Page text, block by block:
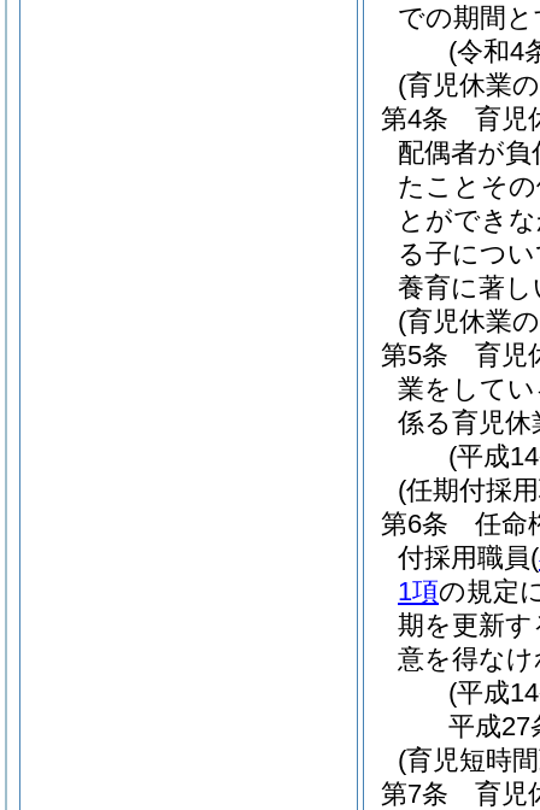
での期間
(令和4
(育児休業
第4条
育児
配偶者が
たことそ
とができ
る子につ
養育に著
(育児休業
第5条
育児
業をして
係る育児
(平成
(任期付採
第6条
任命
付採用職員(
1項の規定
期を更新
意を得な
(平成
平成27
(育児短時
第7条
育児